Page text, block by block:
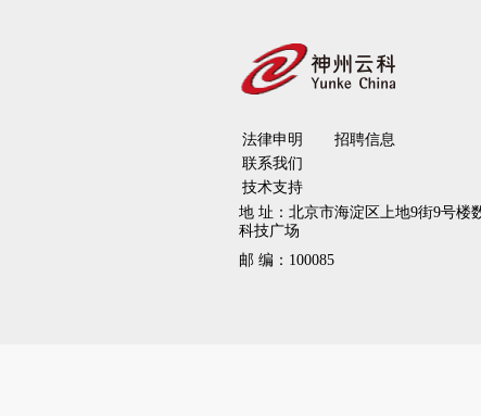
法律申明
招聘信息
联系我们
技术支持
地 址： 北京市海淀区上地9街9号楼
科技广场
邮 编： 100085